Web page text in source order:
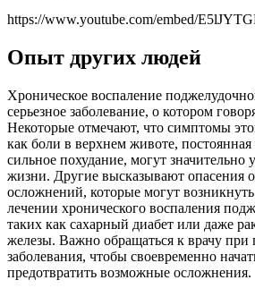
https://www.youtube.com/embed/
Опыт других людей
Хроническое воспаление
серьезное заболевание, о котором
Некоторые отмечают, что симптомы
как боли в верхнем животе,
сильное похудание, могут значительно
жизни. Другие высказывают опасения
осложнений, которые могут
лечении хронического воспаления
таких как сахарный диабет или даже
железы. Важно обращаться к врачу при
заболевания, чтобы своевременно
предотвратить возможные осложнения.